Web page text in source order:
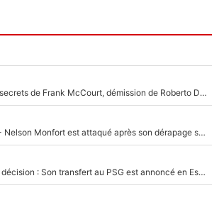
Trahison de Longoria, secrets de Frank McCourt, démission de Roberto De Zerbi : Medhi Benatia se lâche sur départ de l'OM et fait d'importantes révélations
Incendies en Gironde - Nelson Monfort est attaqué après son dérapage sur CNews : «Et lui, il prend combien pour parler dans un studio climatisé?»
Ferran Torres a pris sa décision : Son transfert au PSG est annoncé en Espagne !